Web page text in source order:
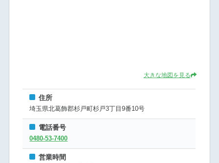
大きな地図を見る
住所
埼玉県北葛飾郡杉戸町杉戸3丁目9番10号
電話番号
0480-53-7400
営業時間